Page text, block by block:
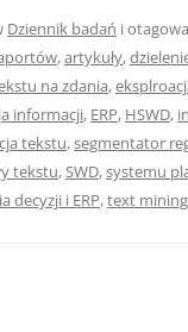
Dziennik badań i
,artykuły,
na zdania,
informacji, ERP, HSWD,
tekstu,segmentator
tekstu,SWD,systemu
decyzji i ERP,text mining